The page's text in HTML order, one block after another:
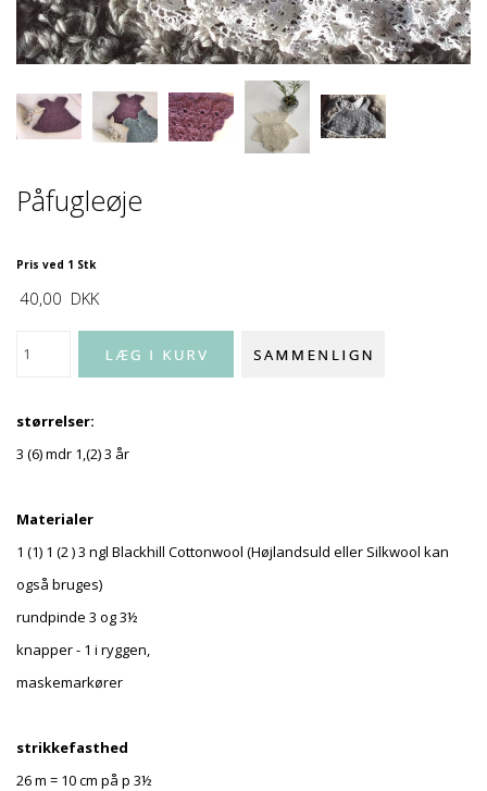
Påfugleøje
Pris ved 1 Stk
40,00 DKK
størrelser:
3 (6) mdr 1,(2) 3 år
Materialer
1 (1) 1 (2 ) 3 ngl Blackhill Cottonwool (Højlandsuld eller Silkwool kan
også bruges)
rundpinde 3 og 3½
knapper - 1 i ryggen,
maskemarkører
strikkefasthed
26 m = 10 cm på p 3½